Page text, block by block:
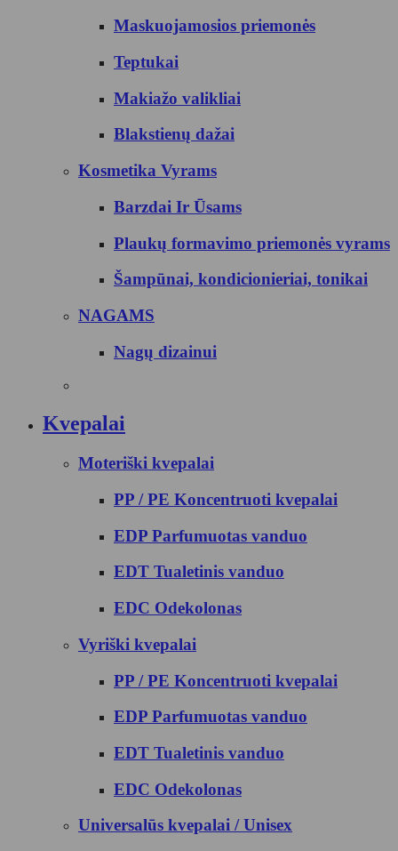
Maskuojamosios priemonės
Teptukai
Makiažo valikliai
Blakstienų dažai
Kosmetika Vyrams
Barzdai Ir Ūsams
Plaukų formavimo priemonės vyrams
Šampūnai, kondicionieriai, tonikai
NAGAMS
Nagų dizainui
Kvepalai
Moteriški kvepalai
PP / PE Koncentruoti kvepalai
EDP Parfumuotas vanduo
EDT Tualetinis vanduo
EDC Odekolonas
Vyriški kvepalai
PP / PE Koncentruoti kvepalai
EDP Parfumuotas vanduo
EDT Tualetinis vanduo
EDC Odekolonas
Universalūs kvepalai / Unisex